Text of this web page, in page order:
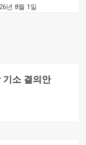
년 8월 1일
기소 결의안